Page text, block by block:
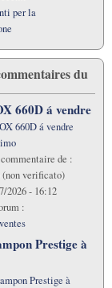
per la
du
660D á vendre
660D á vendre
de :
verificato)
2026 - 16:12
:
Prestige à
Prestige à